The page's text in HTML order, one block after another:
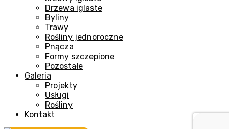
Drzewa iglaste
Byliny
Trawy
Rośliny jednoroczne
Pnącza
Formy szczepione
Pozostałe
Galeria
Projekty
Usługi
Rośliny
Kontakt